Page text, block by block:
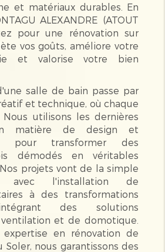
et matériaux durables. En
ALEXANDRE (ATOUT
pour une rénovation sur
vos goûts, améliore votre
et valorise votre bien
salle de bain passe par
et technique, où chaque
utilisons les dernières
matière de design et
pour transformer des
démodés en véritables
projets vont de la simple
avec l'installation de
à des transformations
des solutions
et de domotique.
en rénovation de
Soler, nous garantissons des